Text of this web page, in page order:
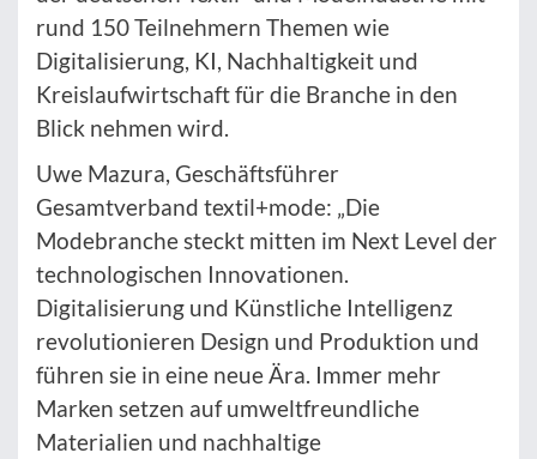
rund 150 Teilnehmern Themen wie
Digitalisierung, KI, Nachhaltigkeit und
Kreislaufwirtschaft für die Branche in den
Blick nehmen wird.
Uwe Mazura, Geschäftsführer
Gesamtverband textil+mode: „Die
Modebranche steckt mitten im Next Level der
technologischen Innovationen.
Digitalisierung und Künstliche Intelligenz
revolutionieren Design und Produktion und
führen sie in eine neue Ära. Immer mehr
Marken setzen auf umweltfreundliche
Materialien und nachhaltige